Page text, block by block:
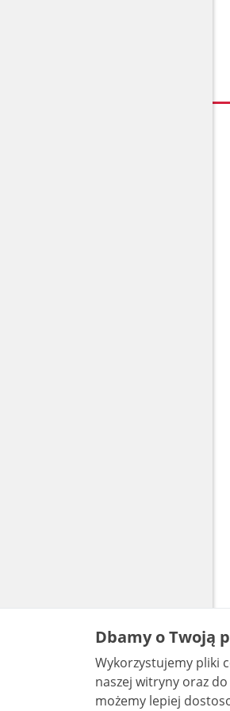
Dbamy o Twoją
Wykorzystujemy pliki
naszej witryny oraz do
możemy lepiej